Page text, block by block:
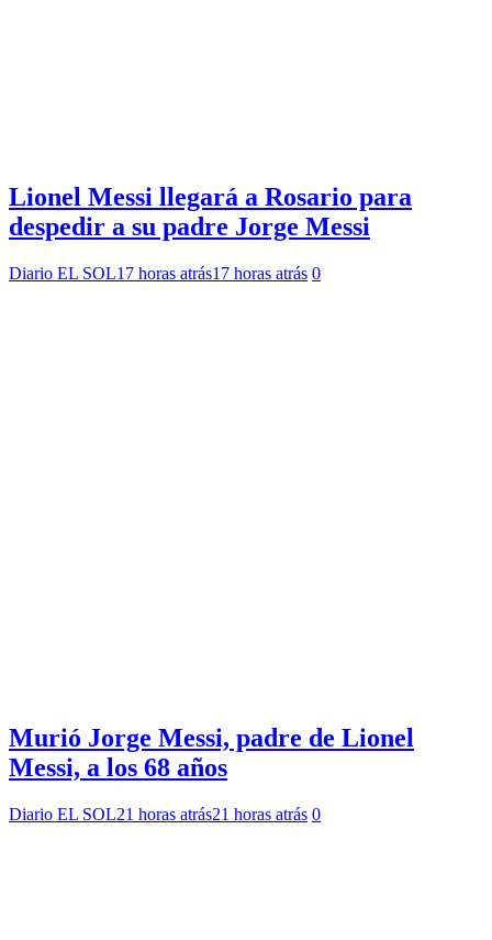
Lionel Messi llegará a Rosario para
despedir a su padre Jorge Messi
Diario EL SOL17 horas atrás17 horas atrás 0
Murió Jorge Messi, padre de Lionel
Messi, a los 68 años
Diario EL SOL21 horas atrás21 horas atrás 0